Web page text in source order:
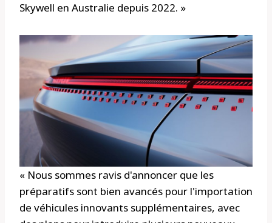
Skywell en Australie depuis 2022. »
« Nous sommes ravis d'annoncer que les
préparatifs sont bien avancés pour l'importation
de véhicules innovants supplémentaires, avec